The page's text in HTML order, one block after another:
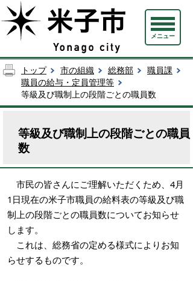
メニュー
トップ 市の組織 総務部
職員課
職員の給与・定員管理等
等級及び職制上の段階ごとの職員数
等級及び職制上の段階ごとの職員
数
市民の皆さんにご理解いただくため、4月
1日現在の米子市職員の給料表の等級及び職
制上の段階ごとの職員数についてお知らせ
します。
これは、総務省の定める様式によりお知
らせするものです。